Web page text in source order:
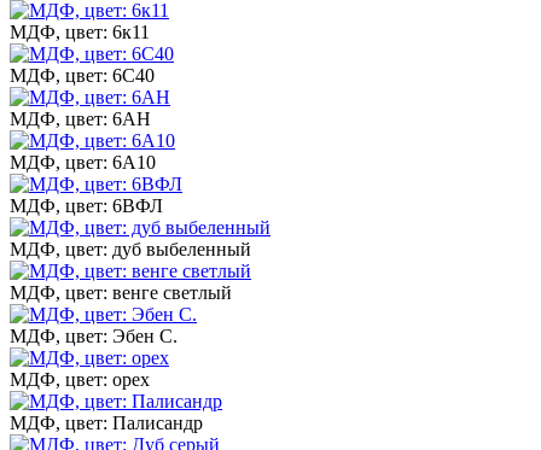
МДФ, цвет: 6к11
МДФ, цвет: 6С40
МДФ, цвет: 6АН
МДФ, цвет: 6А10
МДФ, цвет: 6ВФЛ
МДФ, цвет: дуб выбеленный
МДФ, цвет: венге светлый
МДФ, цвет: Эбен С.
МДФ, цвет: орех
МДФ, цвет: Палисандр